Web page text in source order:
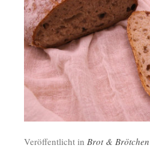
Veröffentlicht in Brot & Brötchen